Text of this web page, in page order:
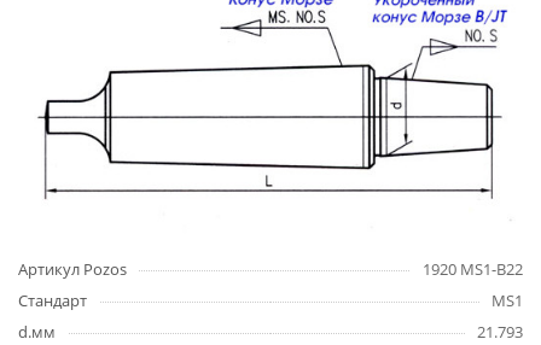
Артикул Pozos
1920 MS1-B22
Стандарт
MS1
d.мм
21.793